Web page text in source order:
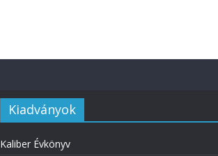
Kiadványok
Kaliber Évkönyv